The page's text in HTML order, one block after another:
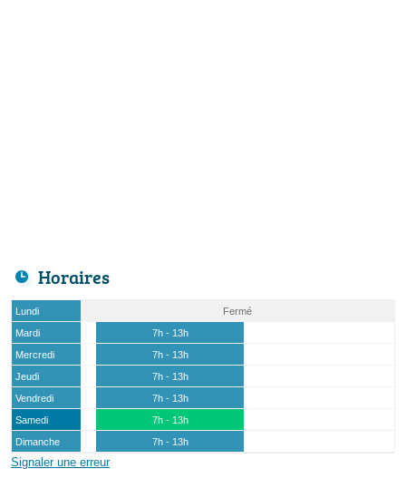
Horaires
Lundi
Fermé
Mardi
7h - 13h
Mercredi
7h - 13h
Jeudi
7h - 13h
Vendredi
7h - 13h
Samedi
7h - 13h
Dimanche
7h - 13h
Signaler une erreur